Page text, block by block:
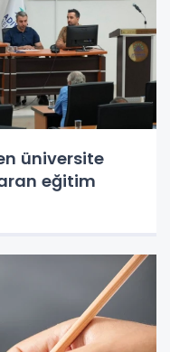
üniversite
eğitim